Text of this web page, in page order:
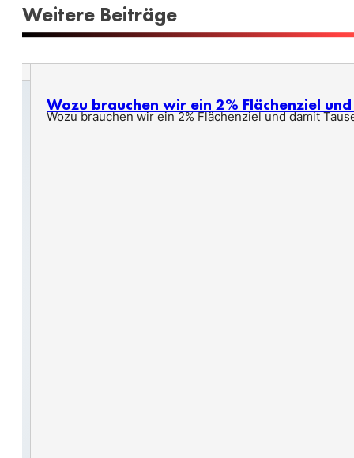
Weitere Beiträge
Wozu brauchen wir ein 2% Flächenziel
Wozu brauchen wir ein 2% Flächenziel und damit